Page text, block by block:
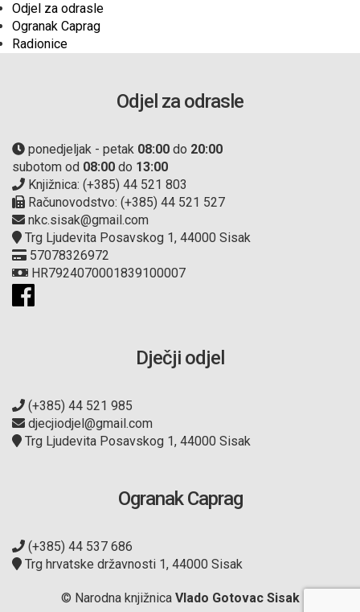
Odjel za odrasle
Ogranak Caprag
Radionice
Odjel za odrasle
ponedjeljak - petak 08:00 do 20:00
subotom od 08:00 do 13:00
Knjižnica: (+385) 44 521 803
Računovodstvo: (+385) 44 521 527
nkc.sisak@gmail.com
Trg Ljudevita Posavskog 1, 44000 Sisak
57078326972
HR7924070001839100007
Dječji odjel
(+385) 44 521 985
djecjiodjel@gmail.com
Trg Ljudevita Posavskog 1, 44000 Sisak
Ogranak Caprag
(+385) 44 537 686
Trg hrvatske državnosti 1, 44000 Sisak
© Narodna knjižnica Vlado Gotovac Sisak